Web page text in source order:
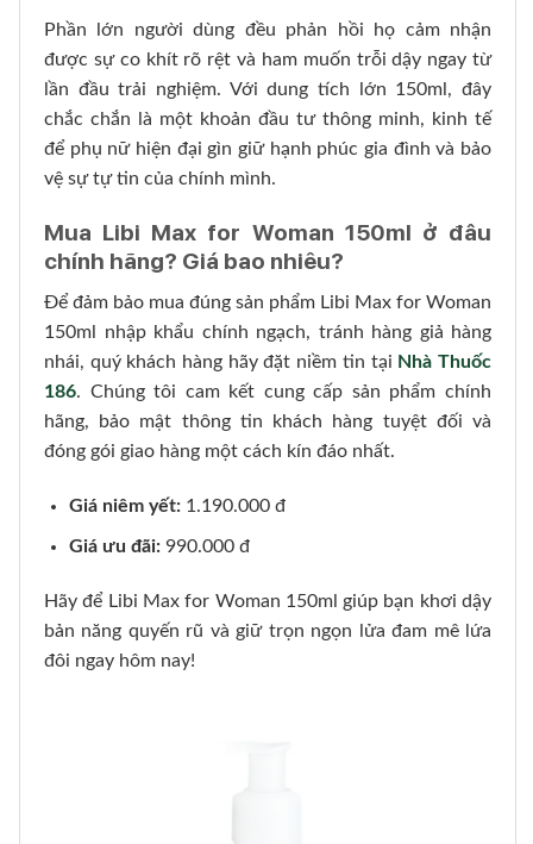
Phần lớn người dùng đều phản hồi họ cảm nhận
được sự co khít rõ rệt và ham muốn trỗi dậy ngay từ
lần đầu trải nghiệm. Với dung tích lớn 150ml, đây
chắc chắn là một khoản đầu tư thông minh, kinh tế
để phụ nữ hiện đại gìn giữ hạnh phúc gia đình và bảo
vệ sự tự tin của chính mình.
Mua Libi Max for Woman 150ml ở đâu
chính hãng? Giá bao nhiêu?
Để đảm bảo mua đúng sản phẩm Libi Max for Woman
150ml nhập khẩu chính ngạch, tránh hàng giả hàng
nhái, quý khách hàng hãy đặt niềm tin tại Nhà Thuốc
186. Chúng tôi cam kết cung cấp sản phẩm chính
hãng, bảo mật thông tin khách hàng tuyệt đối và
đóng gói giao hàng một cách kín đáo nhất.
Giá niêm yết:1.190.000 đ
Giá ưu đãi:990.000 đ
Hãy để Libi Max for Woman 150ml giúp bạn khơi dậy
bản năng quyến rũ và giữ trọn ngọn lửa đam mê lứa
đôi ngay hôm nay!